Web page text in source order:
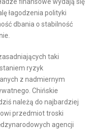
łagodzenia polityki
dbania o stabilność
taki
ryzyk
z nadmiernym
Chińskie
należą do najbardziej
przedmiot troski
agencji